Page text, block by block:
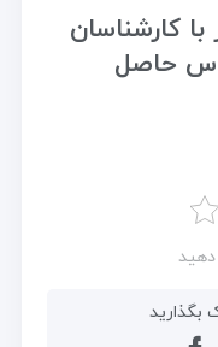
کارشناسان
حاصل
بگذارید